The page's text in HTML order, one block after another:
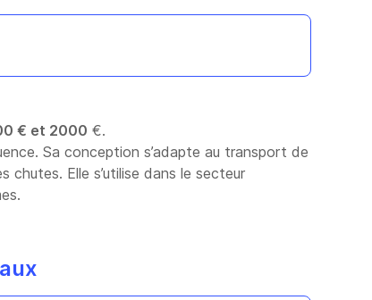
€ et 2000 €.
Sa conception s’adapte au transport de
Elle s’utilise dans le secteur